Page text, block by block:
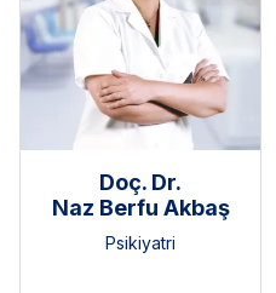
Doç. Dr.
Naz Berfu Akbaş
Psikiyatri